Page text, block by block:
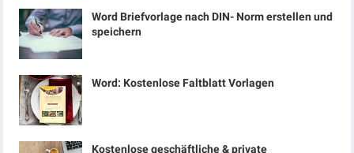
Word Briefvorlage nach DIN- Norm erstellen und
speichern
Word: Kostenlose Faltblatt Vorlagen
Kostenlose geschäftliche & private